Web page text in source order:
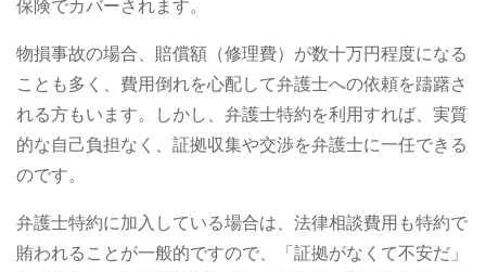
保険でカバーされます。
物損事故の場合、賠償額（修理費）が数十万円程度になる
ことも多く、費用倒れを心配して弁護士への依頼を躊躇さ
れる方もいます。しかし、弁護士特約を利用すれば、実質
的な自己負担なく、証拠収集や交渉を弁護士に一任できる
のです。
弁護士特約に加入している場合は、法律相談費用も特約で
賄われることが一般的ですので、「証拠がなくて不安だ」